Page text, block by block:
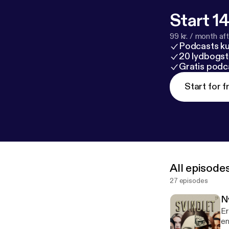
Start
99 kr. / month
Podcasts
20
Gratis
Start for
All
27 episodes